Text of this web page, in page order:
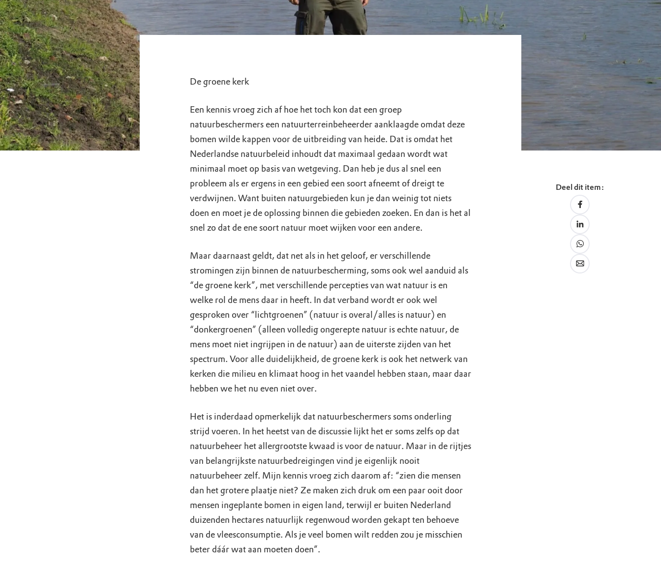
De groene kerk
Een kennis vroeg zich af hoe het toch kon dat een groep
natuurbeschermers een natuurterreinbeheerder aanklaagde omdat deze
bomen wilde kappen voor de uitbreiding van heide. Dat is omdat het
Nederlandse natuurbeleid inhoudt dat maximaal gedaan wordt wat
minimaal moet op basis van wetgeving. Dan heb je dus al snel een
probleem als er ergens in een gebied een soort afneemt of dreigt te
verdwijnen. Want buiten natuurgebieden kun je dan weinig tot niets
doen en moet je de oplossing binnen die gebieden zoeken. En dan is het al
snel zo dat de ene soort natuur moet wijken voor een andere.
Maar daarnaast geldt, dat net als in het geloof, er verschillende
stromingen zijn binnen de natuurbescherming, soms ook wel aanduid als
“de groene kerk”, met verschillende percepties van wat natuur is en
welke rol de mens daar in heeft. In dat verband wordt er ook wel
gesproken over “lichtgroenen” (natuur is overal/alles is natuur) en
“donkergroenen” (alleen volledig ongerepte natuur is echte natuur, de
mens moet niet ingrijpen in de natuur) aan de uiterste zijden van het
spectrum. Voor alle duidelijkheid, de groene kerk is ook het netwerk van
kerken die milieu en klimaat hoog in het vaandel hebben staan, maar daar
hebben we het nu even niet over.
Het is inderdaad opmerkelijk dat natuurbeschermers soms onderling
strijd voeren. In het heetst van de discussie lijkt het er soms zelfs op dat
natuurbeheer het allergrootste kwaad is voor de natuur. Maar in de rijtjes
van belangrijkste natuurbedreigingen vind je eigenlijk nooit
natuurbeheer zelf. Mijn kennis vroeg zich daarom af: “zien die mensen
dan het grotere plaatje niet? Ze maken zich druk om een paar ooit door
mensen ingeplante bomen in eigen land, terwijl er buiten Nederland
duizenden hectares natuurlijk regenwoud worden gekapt ten behoeve
van de vleesconsumptie. Als je veel bomen wilt redden zou je misschien
beter dáár wat aan moeten doen”.
Deel dit item: